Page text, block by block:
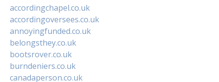
accordingchapel.co.uk
accordingoversees.co.uk
annoyingfunded.co.uk
belongsthey.co.uk
bootsrover.co.uk
burndeniers.co.uk
canadaperson.co.uk